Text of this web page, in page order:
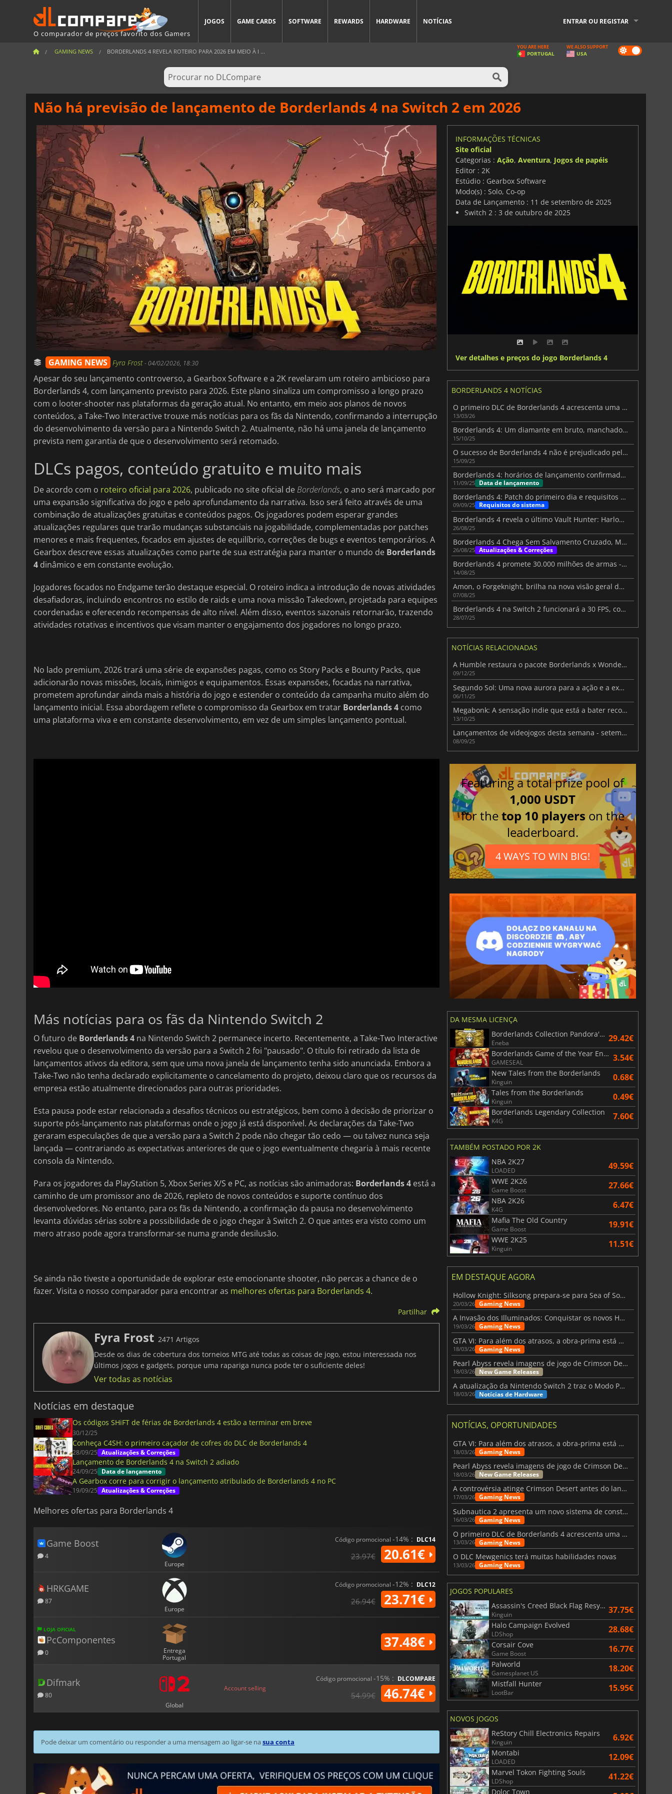
O comparador de preços favorito dos Gamers
JOGOS GAME CARDS SOFTWARE REWARDS HARDWARE NOTÍCIAS ENTRAR OU REGISTAR
GAMING NEWS BORDERLANDS 4 REVELA ROTEIRO PARA 2026 EM MEIO À I ... Dark
mode
YOU ARE HERE
PORTUGAL
WE ALSO SUPPORT
USA
Não há previsão de lançamento de Borderlands 4 na Switch 2 em 2026
GAMING NEWS Fyra Frost-04/02/2026, 18:30
Apesar do seu lançamento controverso, a Gearbox Software e a 2K revelaram um roteiro ambicioso para
Borderlands 4, com lançamento previsto para 2026. Este plano sinaliza um compromisso a longo prazo
com o looter-shooter nas plataformas da geração atual. No entanto, em meio aos planos de novos
conteúdos, a Take-Two Interactive trouxe más notícias para os fãs da Nintendo, confirmando a interrupção
do desenvolvimento da versão para a Nintendo Switch 2. Atualmente, não há uma janela de lançamento
prevista nem garantia de que o desenvolvimento será retomado.
DLCs pagos, conteúdo gratuito e muito mais
De acordo com o roteiro oficial para 2026, publicado no site oficial deBorderlands, o ano será marcado por
uma expansão significativa do jogo e pelo aprofundamento da narrativa. Isso será feito através de uma
combinação de atualizações gratuitas e conteúdos pagos. Os jogadores podem esperar grandes
atualizações regulares que trarão mudanças substanciais na jogabilidade, complementadas por patches
menores e mais frequentes, focados em ajustes de equilíbrio, correções de bugs e eventos temporários. A
Gearbox descreve essas atualizações como parte de sua estratégia para manter o mundo de Borderlands
4 dinâmico e em constante evolução.
Jogadores focados no Endgame terão destaque especial. O roteiro indica a introdução de novas atividades
desafiadoras, incluindo encontros no estilo de raids e uma nova missão Takedown, projetada para equipes
coordenadas e oferecendo recompensas de alto nível. Além disso, eventos sazonais retornarão, trazendo
atividades rotativas e incentivos que visam manter o engajamento dos jogadores no longo prazo.
No lado premium, 2026 trará uma série de expansões pagas, como os Story Packs e Bounty Packs, que
adicionarão novas missões, locais, inimigos e equipamentos. Essas expansões, focadas na narrativa,
prometem aprofundar ainda mais a história do jogo e estender o conteúdo da campanha muito além do
lançamento inicial. Essa abordagem reflete o compromisso da Gearbox em tratar Borderlands 4 como
uma plataforma viva e em constante desenvolvimento, em vez de um simples lançamento pontual.
Más notícias para os fãs da Nintendo Switch 2
O futuro de Borderlands 4 na Nintendo Switch 2 permanece incerto. Recentemente, a Take-Two Interactive
revelou que o desenvolvimento da versão para a Switch 2 foi "pausado". O título foi retirado da lista de
lançamentos ativos da editora, sem que uma nova janela de lançamento tenha sido anunciada. Embora a
Take-Two não tenha declarado explicitamente o cancelamento do projeto, deixou claro que os recursos da
empresa estão atualmente direcionados para outras prioridades.
Esta pausa pode estar relacionada a desafios técnicos ou estratégicos, bem como à decisão de priorizar o
suporte pós-lançamento nas plataformas onde o jogo já está disponível. As declarações da Take-Two
geraram especulações de que a versão para a Switch 2 pode não chegar tão cedo — ou talvez nunca seja
lançada — contrariando as expectativas anteriores de que o jogo eventualmente chegaria à mais recente
consola da Nintendo.
Para os jogadores da PlayStation 5, Xbox Series X/S e PC, as notícias são animadoras: Borderlands 4 está a
caminho de um promissor ano de 2026, repleto de novos conteúdos e suporte contínuo dos
desenvolvedores. No entanto, para os fãs da Nintendo, a confirmação da pausa no desenvolvimento
levanta dúvidas sérias sobre a possibilidade de o jogo chegar à Switch 2. O que antes era visto como um
mero atraso pode agora transformar-se numa grande desilusão.
Se ainda não tiveste a oportunidade de explorar este emocionante shooter, não percas a chance de o
fazer. Visita o nosso comparador para encontrar as melhores ofertas para Borderlands 4.
Partilhar
Fyra Frost 2471 Artigos
Desde os dias de cobertura dos torneios MTG até todas as coisas de jogo, estou interessada nos
últimos jogos e gadgets, porque uma rapariga nunca pode ter o suficiente deles!
Ver todas as notícias
Notícias em destaque
Os códigos SHiFT de férias de Borderlands 4 estão a terminar em breve
30/12/25
Conheça C4SH: o primeiro caçador de cofres do DLC de Borderlands 4
28/09/25 Atualizações & Correções
Lançamento de Borderlands 4 na Switch 2 adiado
24/09/25 Data de lançamento
A Gearbox corre para corrigir o lançamento atribulado de Borderlands 4 no PC
19/09/25 Atualizações & Correções
Melhores ofertas para Borderlands 4
Game Boost
4
Europe
Código promocional -14% : DLC14
23.97€ 20.61€
HRKGAME
87
Europe
Código promocional -12% : DLC12
26.94€ 23.71€
LOJA OFICIAL
PcComponentes
0
Entrega
Portugal
37.48€
Difmark
80
Global
Account selling
Código promocional -15% : DLCOMPARE
54.99€ 46.74€
Pode deixar um comentário ou responder a uma mensagem ao ligar-se nasua conta
INFORMAÇÕES TÉCNICAS
Site oficial
Categorias : Ação, Aventura, Jogos de papéis
Editor : 2K
Estúdio : Gearbox Software
Modo(s) : Solo, Co-op
Data de Lançamento : 11 de setembro de 2025
Switch 2 : 3 de outubro de 2025
Ver detalhes e preços do jogo Borderlands 4
BORDERLANDS 4 NOTÍCIAS
O primeiro DLC de Borderlands 4 acrescenta uma nova personagem e muito mais
13/03/26
Borderlands 4: Um diamante em bruto, manchado por problemas técnicos
15/10/25
O sucesso de Borderlands 4 não é prejudicado pelo seu desempenho no PC
15/09/25
Borderlands 4: horários de lançamento confirmados em todo o mundo
11/09/25 Data de lançamento
Borderlands 4: Patch do primeiro dia e requisitos de sistema
09/09/25 Requisitos do sistema
Borderlands 4 revela o último Vault Hunter: Harlowe, a Cigarra
26/08/25
Borderlands 4 Chega Sem Salvamento Cruzado, Mas Função Está a Caminho!
26/08/25 Atualizações & Correções
Borderlands 4 promete 30.000 milhões de armas - Porque não?
14/08/25
Amon, o Forgeknight, brilha na nova visão geral do jogo de Borderlands 4
07/08/25
Borderlands 4 na Switch 2 funcionará a 30 FPS, confirma a Gearbox
28/07/25
NOTÍCIAS RELACIONADAS
A Humble restaura o pacote Borderlands x Wonderlands para um regresso limitado de 3 dias
09/12/25
Segundo Sol: Uma nova aurora para a ação e a exploração
06/11/25
Megabonk: A sensação indie que está a bater recordes
13/10/25
Lançamentos de videojogos desta semana - setembro de 2025 (Semana 37)
08/09/25
Featuring a total prize pool of
1,000 USDT
for thetop 10 players on the
leaderboard.
4 WAYS TO WIN BIG!
DA MESMA LICENÇA
Borderlands Collection Pandora's Box
Eneba 29.42€
Borderlands Game of the Year Enhanced
GAMESEAL 3.54€
New Tales from the Borderlands
Kinguin 0.68€
Tales from the Borderlands
Kinguin 0.49€
Borderlands Legendary Collection
K4G 7.60€
TAMBÉM POSTADO POR 2K
NBA 2K27
LOADED 49.59€
WWE 2K26
Game Boost 27.66€
NBA 2K26
K4G 6.47€
Mafia The Old Country
Game Boost 19.91€
WWE 2K25
Kinguin 11.51€
EM DESTAQUE AGORA
Hollow Knight: Silksong prepara-se para Sea of Sorrow com um patch
20/03/26 Gaming News
A Invasão dos Illuminados: Conquistar os novos Helldivers 2 Atualização!
19/03/26 Gaming News
GTA VI: Para além dos atrasos, a obra-prima está quase a chegar
18/03/26 Gaming News
Pearl Abyss revela imagens de jogo de Crimson Desert para a PS5
18/03/26 New Game Releases
A atualização da Nintendo Switch 2 traz o Modo Portátil aos jogos mais antigos da Switch
18/03/26 Notícias de Hardware
NOTÍCIAS, OPORTUNIDADES
GTA VI: Para além dos atrasos, a obra-prima está quase a chegar
18/03/26 Gaming News
Pearl Abyss revela imagens de jogo de Crimson Desert para a PS5
18/03/26 New Game Releases
A controvérsia atinge Crimson Desert antes do lançamento
17/03/26 Gaming News
Subnautica 2 apresenta um novo sistema de construção de bases
16/03/26 Gaming News
O primeiro DLC de Borderlands 4 acrescenta uma nova personagem e muito mais
13/03/26 Gaming News
O DLC Mewgenics terá muitas habilidades novas
13/03/26 Gaming News
JOGOS POPULARES
Assassin's Creed Black Flag Resynced
Kinguin 37.75€
Halo Campaign Evolved
LDShop 28.68€
Corsair Cove
Game Boost 16.77€
Palworld
Gamesplanet US 18.20€
Mistfall Hunter
LootBar 15.95€
NOVOS JOGOS
ReStory Chill Electronics Repairs
Kinguin 6.92€
Montabi
LOADED 12.09€
Marvel Tokon Fighting Souls
LDShop 41.22€
Doloc Town